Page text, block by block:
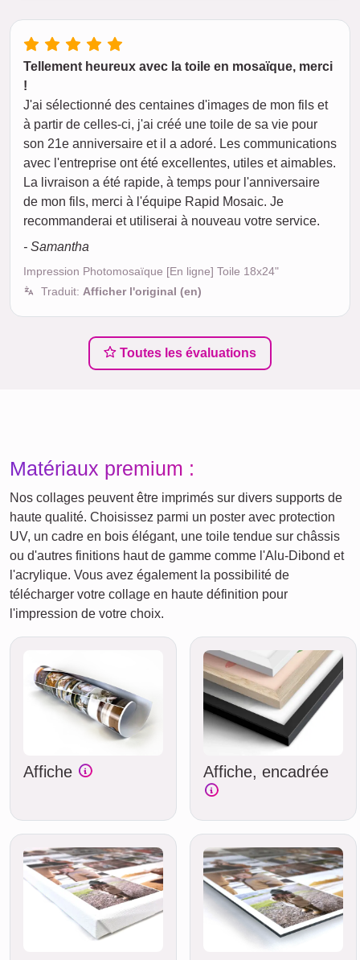
Tellement heureux avec la toile en mosaïque, merci
!
J'ai sélectionné des centaines d'images de mon fils et
à partir de celles-ci, j'ai créé une toile de sa vie pour
son 21e anniversaire et il a adoré. Les communications
avec l'entreprise ont été excellentes, utiles et aimables.
La livraison a été rapide, à temps pour l'anniversaire
de mon fils, merci à l'équipe Rapid Mosaic. Je
recommanderai et utiliserai à nouveau votre service.
- Samantha
Impression Photomosaïque [En ligne] Toile 18x24"
Traduit: Afficher l'original (en)
Toutes les évaluations
Matériaux premium :
Nos collages peuvent être imprimés sur divers supports de
haute qualité. Choisissez parmi un poster avec protection
UV, un cadre en bois élégant, une toile tendue sur châssis
ou d'autres finitions haut de gamme comme l'Alu-Dibond et
l'acrylique. Vous avez également la possibilité de
télécharger votre collage en haute définition pour
l'impression de votre choix.
Affiche Affiche, encadrée